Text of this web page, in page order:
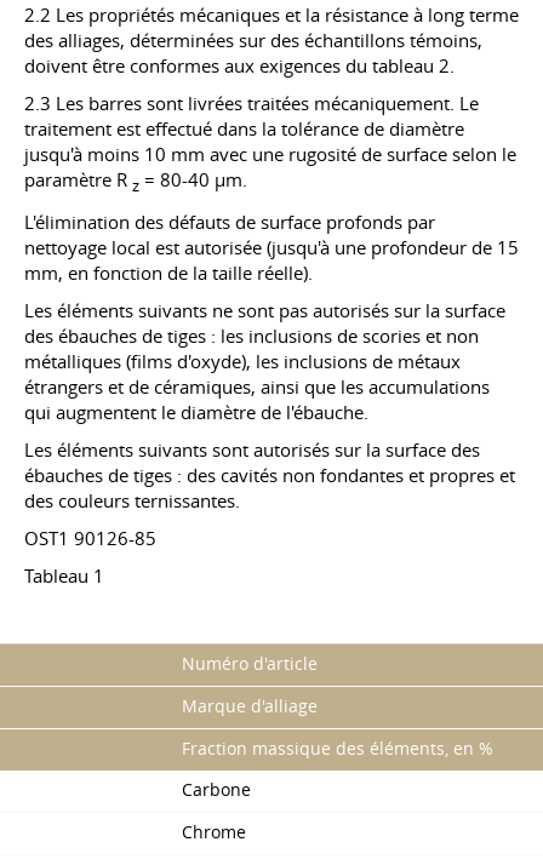
2.2 Les propriétés mécaniques et la résistance à long terme
des alliages, déterminées sur des échantillons témoins,
doivent être conformes aux exigences du tableau 2.
2.3 Les barres sont livrées traitées mécaniquement. Le
traitement est effectué dans la tolérance de diamètre
jusqu'à moins 10 mm avec une rugosité de surface selon le
paramètre R z = 80-40 µm.
L'élimination des défauts de surface profonds par
nettoyage local est autorisée (jusqu'à une profondeur de 15
mm, en fonction de la taille réelle).
Les éléments suivants ne sont pas autorisés sur la surface
des ébauches de tiges : les inclusions de scories et non
métalliques (films d'oxyde), les inclusions de métaux
étrangers et de céramiques, ainsi que les accumulations
qui augmentent le diamètre de l'ébauche.
Les éléments suivants sont autorisés sur la surface des
ébauches de tiges : des cavités non fondantes et propres et
des couleurs ternissantes.
OST1 90126-85
Tableau 1
Numéro d'article
Marque d'alliage
Fraction massique des éléments, en %
Carbone
Chrome